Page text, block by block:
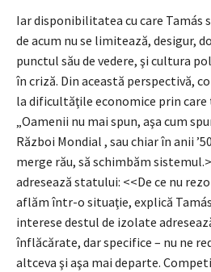
Iar disponibilitatea cu care Tamás
de acum nu se limitează, desigur,
punctul său de vedere, şi cultura
în criză. Din această perspectivă,
la dificultăţile economice prin
„Oamenii nu mai spun, aşa cum
Război Mondial , sau chiar în anii
merge rău, să schimbăm
adresează statului: <<De ce nu
aflăm într-o situaţie, explică
interese destul de izolate
înflăcărate, dar specifice – nu ne
altceva şi aşa mai departe.